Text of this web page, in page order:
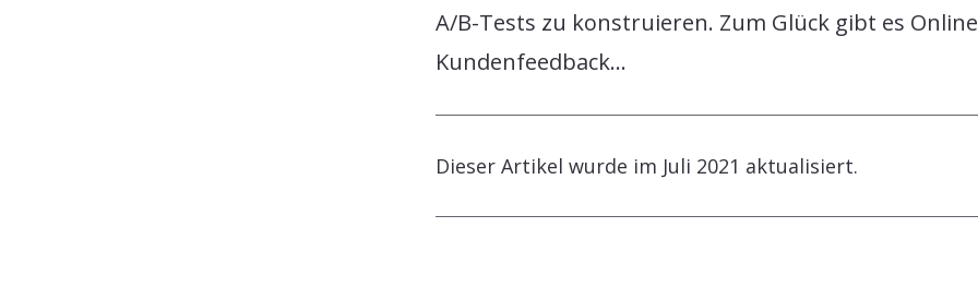
A/B-Tests zu konstruieren. Zum Glück gibt es
Kundenfeedback…
Dieser Artikel wurde im Juli 2021 aktualisiert.